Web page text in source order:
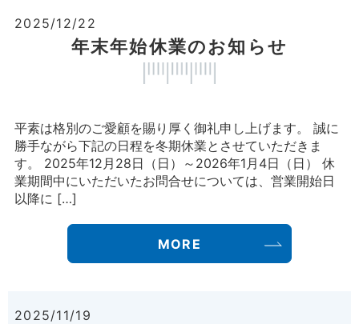
2025/12/22
年末年始休業のお知らせ
平素は格別のご愛顧を賜り厚く御礼申し上げます。 誠に
勝手ながら下記の日程を冬期休業とさせていただきま
す。 2025年12月28日（日）～2026年1月4日（日） 休
業期間中にいただいたお問合せについては、営業開始日
以降に […]
MORE
2025/11/19